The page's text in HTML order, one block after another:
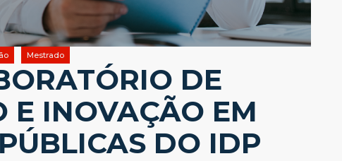
Mestrado
DE
E INOVAÇÃO EM
DO IDP